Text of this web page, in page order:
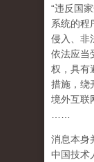
“违反国
系统的程
侵入、非
依法应当
权，具有
措施，绕
境外互联
消息本身
中国技术